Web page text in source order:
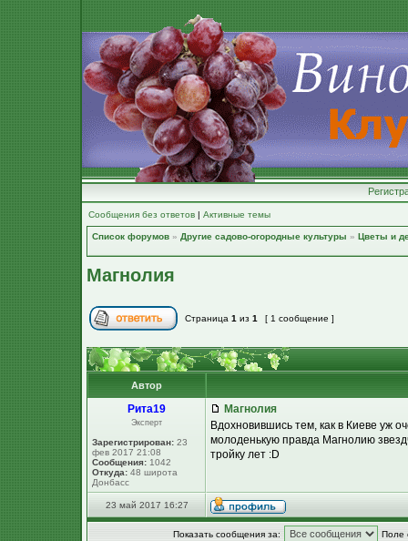
Сообщения без ответов | Активные темы
Список форумов » Другие садово-огородные культуры » Цветы и
Магнолия
Страница 1 из 1 [ 1 сообщение ]
Автор
Рита19
Эксперт
Зарегистрирован: 23
фев 2017 21:08
Сообщения: 1042
Откуда: 48 широта
Донбасс
Магнолия
Вдохновившись тем, как в Киеве уж
молоденькую правда Магнолию
тройку лет :D
23 май 2017 16:27
Показать сообщения за: Поле